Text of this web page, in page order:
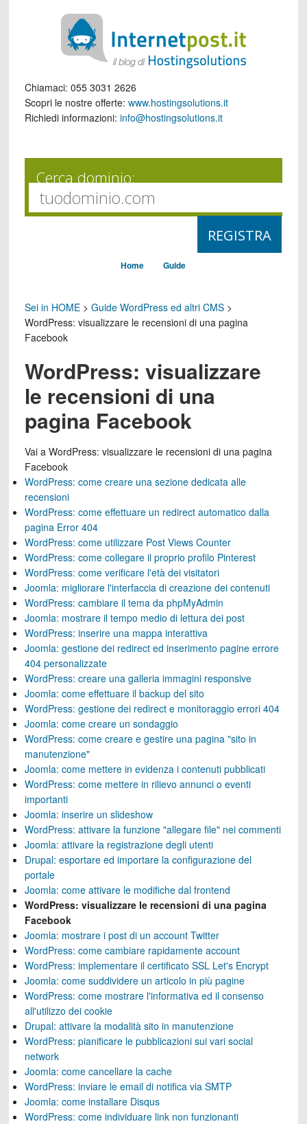
Chiamaci: 055 3031 2626
Scopri le nostre offerte: www.hostingsolutions.it
Richiedi informazioni: info@hostingsolutions.it
Cerca dominio:
Home Guide
Sei in HOME> Guide WordPress ed altri CMS>
WordPress: visualizzare le recensioni di una pagina
Facebook
WordPress: visualizzare
le recensioni di una
pagina Facebook
Vai a WordPress: visualizzare le recensioni di una pagina
Facebook
WordPress: come creare una sezione dedicata alle
recensioni
WordPress: come effettuare un redirect automatico dalla
pagina Error 404
WordPress: come utilizzare Post Views Counter
WordPress: come collegare il proprio profilo Pinterest
WordPress: come verificare l'età dei visitatori
Joomla: migliorare l'interfaccia di creazione dei contenuti
WordPress: cambiare il tema da phpMyAdmin
Joomla: mostrare il tempo medio di lettura dei post
WordPress: inserire una mappa interattiva
Joomla: gestione dei redirect ed inserimento pagine errore
404 personalizzate
WordPress: creare una galleria immagini responsive
Joomla: come effettuare il backup del sito
WordPress: gestione dei redirect e monitoraggio errori 404
Joomla: come creare un sondaggio
WordPress: come creare e gestire una pagina "sito in
manutenzione"
Joomla: come mettere in evidenza i contenuti pubblicati
WordPress: come mettere in rilievo annunci o eventi
importanti
Joomla: inserire un slideshow
WordPress: attivare la funzione "allegare file" nei commenti
Joomla: attivare la registrazione degli utenti
Drupal: esportare ed importare la configurazione del
portale
Joomla: come attivare le modifiche dal frontend
WordPress: visualizzare le recensioni di una pagina
Facebook
Joomla: mostrare i post di un account Twitter
WordPress: come cambiare rapidamente account
WordPress: implementare il certificato SSL Let's Encrypt
Joomla: come suddividere un articolo in più pagine
WordPress: come mostrare l'informativa ed il consenso
all'utilizzo dei cookie
Drupal: attivare la modalità sito in manutenzione
WordPress: pianificare le pubblicazioni sui vari social
network
Joomla: come cancellare la cache
WordPress: inviare le email di notifica via SMTP
Joomla: come installare Disqus
WordPress: come individuare link non funzionanti